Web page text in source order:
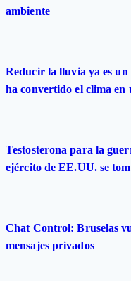
ambiente
Reducir la lluvia ya es
ha convertido el clima en
Testosterona para la
ejército de EE.UU. se
Chat Control: Bruselas
mensajes privados